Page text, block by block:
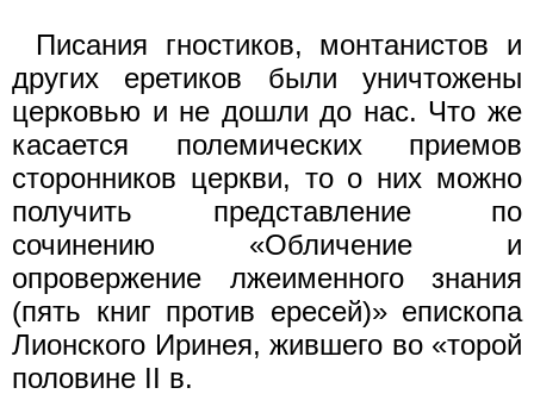
Писания гностиков, монтанистов и
других еретиков были уничтожены
церковью и не дошли до нас. Что же
касается полемических приемов
сторонников церкви, то о них можно
получить представление по
сочинению «Обличение и
опровержение лжеименного знания
(пять книг против ересей)» епископа
Лионского Иринея, жившего во «торой
половине II в.